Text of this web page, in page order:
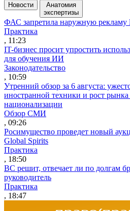
Новости
Анатомия
экспертизы
ФАС запретила наружную рекламу
Практика
, 11:23
IT-бизнес просит упростить
для обучения ИИ
Законодательство
, 10:59
Утренний обзор за 6 августа:
иностранной техники и рост
национализации
Обзор СМИ
, 09:26
Росимущество проведет новый
Global Spirits
Практика
, 18:50
ВС решит, отвечает ли по долгам
руководитель
Практика
, 18:47